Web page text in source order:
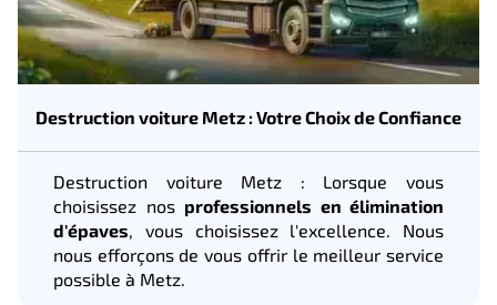
Destruction voiture Metz : Votre Choix de Confiance
Destruction voiture Metz : Lorsque vous
choisissez nos professionnels en élimination
d'épaves, vous choisissez l'excellence. Nous
nous efforçons de vous offrir le meilleur service
possible à Metz.